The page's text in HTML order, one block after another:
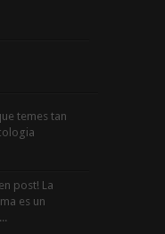
temes tan
post! La
es un